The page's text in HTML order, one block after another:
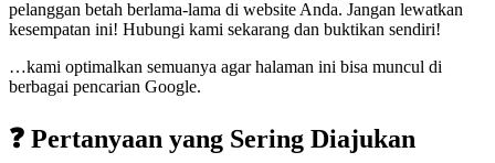
pelanggan betah berlama-lama di website Anda. Jangan lewatkan
kesempatan ini! Hubungi kami sekarang dan buktikan sendiri!
…kami optimalkan semuanya agar halaman ini bisa muncul di
berbagai pencarian Google.
❓ Pertanyaan yang Sering Diajukan